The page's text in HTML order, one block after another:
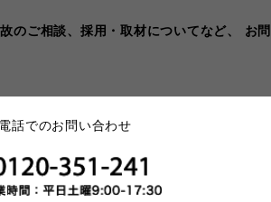
のご相談、採用・取材についてなど、 お
話でのお問い合わせ